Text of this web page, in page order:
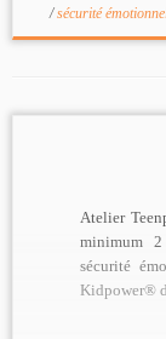
/sécurité
Atelier
minimum 2
sécurité
Kidpower®